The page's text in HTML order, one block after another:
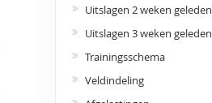
Uitslagen 2 weken geleden
Uitslagen 3 weken geleden
Trainingsschema
Veldindeling